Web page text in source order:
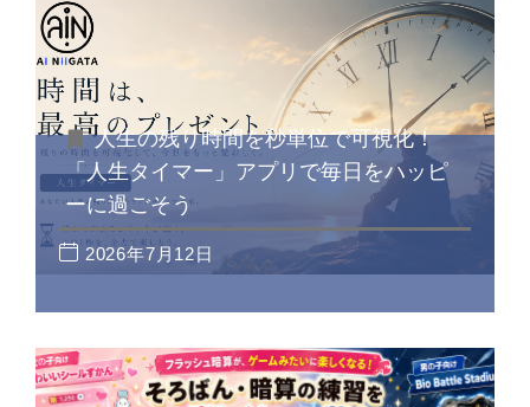
人生の残り時間を秒単位で可視化！
「人生タイマー」アプリで毎日をハッピ
ーに過ごそう
2026年7月12日